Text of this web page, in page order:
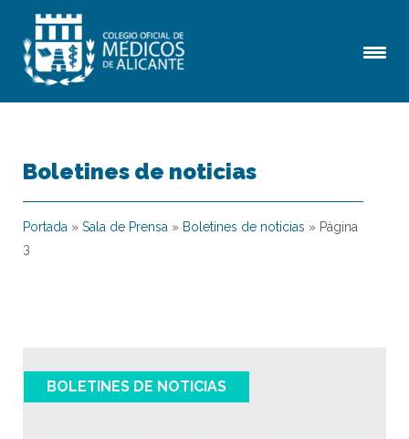
Boletines de noticias
Portada » Sala de Prensa » Boletines de noticias » Página
3
BOLETINES DE NOTICIAS